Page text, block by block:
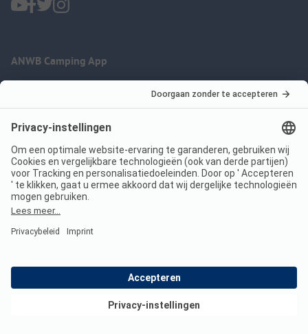
ANWB Camping App
Imprint
Jouw privacy
Voorwaarden
Wet digitale diensten